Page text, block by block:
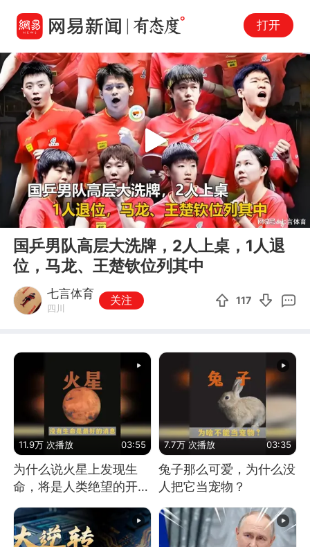
打开
00:00 06:38
Play
国乒男队高层大洗牌，2人上桌，1人退
位，马龙、王楚钦位列其中
七言体育
四川
关注 117
11.9万 次播放 03:55
为什么说火星上发现生
命，将是人类绝望的开
始？
7.7万 次播放 03:35
兔子那么可爱，为什么没
人把它当宠物？